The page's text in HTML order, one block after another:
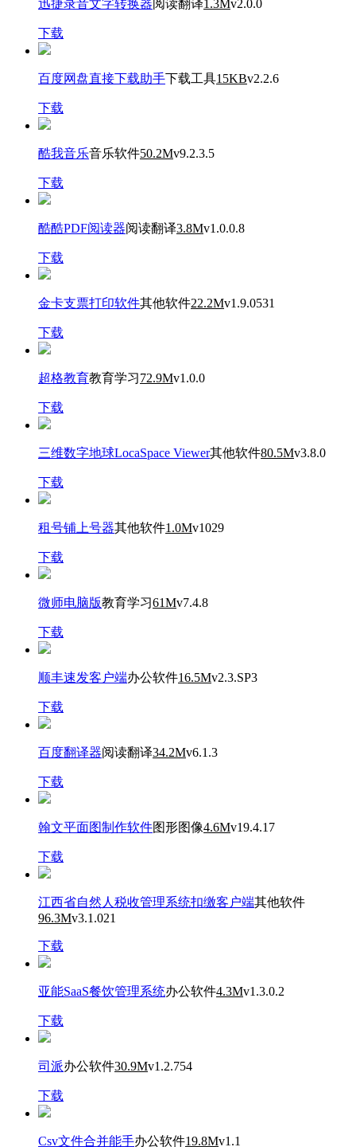
迅捷录音文字转换器 阅读翻译1.3Mv2.0.0
下载
百度网盘直接下载助手下载工具15KBv2.2.6
下载
酷我音乐音乐软件50.2Mv9.2.3.5
下载
酷酷PDF阅读器阅读翻译3.8Mv1.0.0.8
下载
金卡支票打印软件其他软件22.2Mv1.9.0531
下载
超格教育教育学习72.9Mv1.0.0
下载
三维数字地球LocaSpace Viewer其他软件80.5Mv3.8.0
下载
租号铺上号器其他软件1.0Mv1029
下载
微师电脑版教育学习61Mv7.4.8
下载
顺丰速发客户端办公软件16.5Mv2.3.SP3
下载
百度翻译器阅读翻译34.2Mv6.1.3
下载
翰文平面图制作软件图形图像4.6Mv19.4.17
下载
江西省自然人税收管理系统扣缴客户端其他软件
96.3Mv3.1.021
下载
亚能SaaS餐饮管理系统办公软件4.3Mv1.3.0.2
下载
司派办公软件30.9Mv1.2.754
下载
Csv文件合并能手办公软件19.8Mv1.1